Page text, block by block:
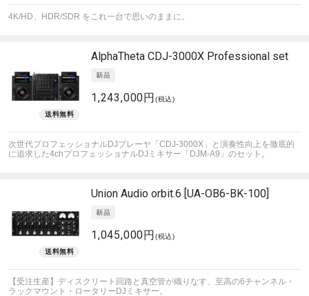
4K/HD、HDR/SDR をこれ一台で思いのままに。
AlphaTheta CDJ-3000X Professional set
1,243,000円 (税込)
次世代プロフェッショナルDJプレーヤ「CDJ-3000X」と演奏性向上を徹底的
に追求した4chプロフェッショナルDJミキサー「DJM-A9」のセット。
Union Audio orbit.6 [UA-OB6-BK-100]
1,045,000円 (税込)
【受注生産】ディスクリート回路と真空管が織りなす、至高の6チャンネル・
ラックマウント・ロータリーDJミキサー。